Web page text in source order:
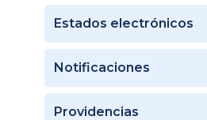
Estados electrónicos
Notificaciones
Providencias